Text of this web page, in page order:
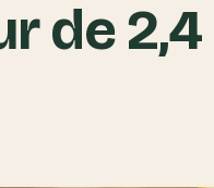
de 2,4